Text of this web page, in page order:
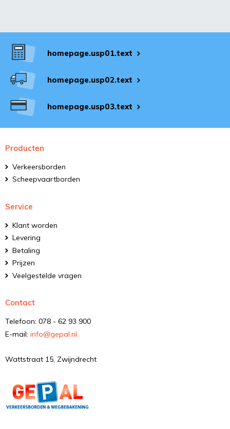
homepage.usp01.text
homepage.usp02.text
homepage.usp03.text
Producten
Verkeersborden
Scheepvaartborden
Service
Klant worden
Levering
Betaling
Prijzen
Veelgestelde vragen
Contact
Telefoon: 078 - 62 93 900
E-mail: info@gepal.nl
Wattstraat 15, Zwijndrecht